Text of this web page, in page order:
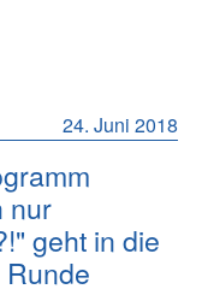
24. Juni 2018
nur
geht in die